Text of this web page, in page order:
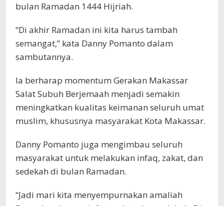
bulan Ramadan 1444 Hijriah.
“Di akhir Ramadan ini kita harus tambah
semangat,” kata Danny Pomanto dalam
sambutannya.
Ia berharap momentum Gerakan Makassar
Salat Subuh Berjemaah menjadi semakin
meningkatkan kualitas keimanan seluruh umat
muslim, khususnya masyarakat Kota Makassar.
Danny Pomanto juga mengimbau seluruh
masyarakat untuk melakukan infaq, zakat, dan
sedekah di bulan Ramadan.
“Jadi mari kita menyempurnakan amaliah